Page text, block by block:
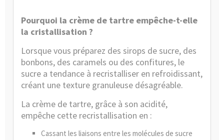
Pourquoi la crème de tartre empêche-t-elle
la cristallisation ?
Lorsque vous préparez des sirops de sucre, des
bonbons, des caramels ou des confitures, le
sucre a tendance à recristalliser en refroidissant,
créant une texture granuleuse désagréable.
La crème de tartre, grâce à son acidité,
empêche cette recristallisation en :
Cassant les liaisons entre les molécules de sucre